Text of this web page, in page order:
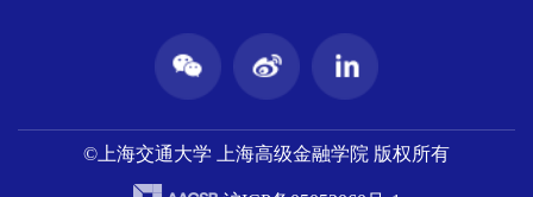
©上海交通大学 上海高级金融学院 版权所有